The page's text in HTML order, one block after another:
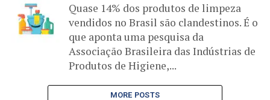
Quase 14% dos produtos de limpeza
vendidos no Brasil são clandestinos. É o
que aponta uma pesquisa da
Associação Brasileira das Indústrias de
Produtos de Higiene,...
MORE POSTS